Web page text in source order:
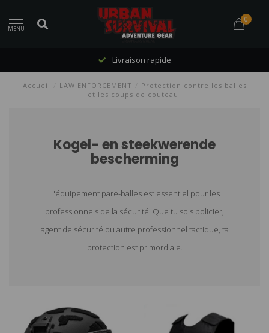
MENU
0
Livraison rapide
Accueil LAW ENFORCEMENT
Protection contre les balles
et les coups de couteau
Kogel- en steekwerende
bescherming
L'équipement pare-balles est essentiel pour les
professionnels de la sécurité. Que tu sois policier,
agent de sécurité ou autre professionnel tactique, ta
protection est primordiale.